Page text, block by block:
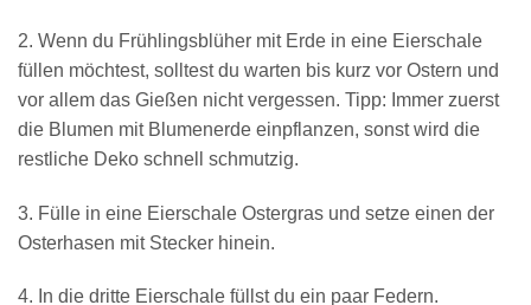
2. Wenn du Frühlingsblüher mit Erde in eine Eierschale
füllen möchtest, solltest du warten bis kurz vor Ostern und
vor allem das Gießen nicht vergessen. Tipp: Immer zuerst
die Blumen mit Blumenerde einpflanzen, sonst wird die
restliche Deko schnell schmutzig.
3. Fülle in eine Eierschale Ostergras und setze einen der
Osterhasen mit Stecker hinein.
4. In die dritte Eierschale füllst du ein paar Federn.